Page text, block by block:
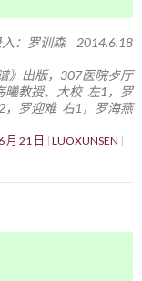
：罗训森 2014.6.18
》出版，307医院歺厅
曦教授、大校 左1，罗
，罗迎难 右1，罗海燕
月 21 日
LUOXUNSEN